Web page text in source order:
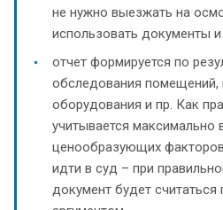
не нужно выезжать на
использовать документы
отчет формируется по
обследования помещений,
оборудования и пр. Как
учитывается
ценообразующих
идти в суд – при
документ будет